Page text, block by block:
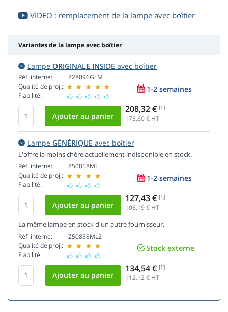
VIDEO : remplacement de la lampe avec boîtier
Variantes de la lampe avec boîtier
Lampe ORIGINALE INSIDE avec boîtier
Réf. interne:
Qualité de proj.:
Fiabilité:
Z28096GLM
1-2 semaines
208,32 € [1]
173,60€ HT
Lampe GÉNÉRIQUE avec boîtier
L'offre la moins chère actuellement indisponible en stock.
Réf. interne:
Qualité de proj.:
Fiabilité:
Z50858ML
1-2 semaines
127,43 € [1]
106,19€ HT
La même lampe en stock d'un autre fournisseur.
Réf. interne:
Qualité de proj.:
Fiabilité:
Z50858ML2
Stock externe
134,54 € [1]
112,12€ HT